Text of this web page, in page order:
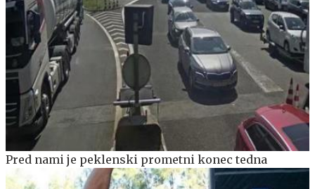
Pred nami je peklenski prometni konec tedna